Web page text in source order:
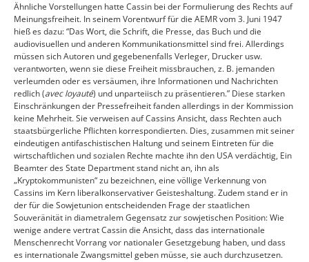
Ähnliche Vorstellungen hatte Cassin bei der Formulierung des Rechts auf
Meinungsfreiheit. In seinem Vorentwurf für die AEMR vom 3. Juni 1947
hieß es dazu: “Das Wort, die Schrift, die Presse, das Buch und die
audiovisuellen und anderen Kommunikationsmittel sind frei. Allerdings
müssen sich Autoren und gegebenenfalls Verleger, Drucker usw.
verantworten, wenn sie diese Freiheit missbrauchen, z. B. jemanden
verleumden oder es versäumen, ihre Informationen und Nachrichten
redlich (avec loyauté) und unparteiisch zu präsentieren.” Diese starken
Einschränkungen der Pressefreiheit fanden allerdings in der Kommission
keine Mehrheit. Sie verweisen auf Cassins Ansicht, dass Rechten auch
staatsbürgerliche Pflichten korrespondierten. Dies, zusammen mit seiner
eindeutigen antifaschistischen Haltung und seinem Eintreten für die
wirtschaftlichen und sozialen Rechte machte ihn den USA verdächtig, Ein
Beamter des State Department stand nicht an, ihn als
„Kryptokommunisten“ zu bezeichnen, eine völlige Verkennung von
Cassins im Kern liberalkonservativer Geisteshaltung. Zudem stand er in
der für die Sowjetunion entscheidenden Frage der staatlichen
Souveränität in diametralem Gegensatz zur sowjetischen Position: Wie
wenige andere vertrat Cassin die Ansicht, dass das internationale
Menschenrecht Vorrang vor nationaler Gesetzgebung haben, und dass
es internationale Zwangsmittel geben müsse, sie auch durchzusetzen.